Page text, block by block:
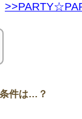
件は…？